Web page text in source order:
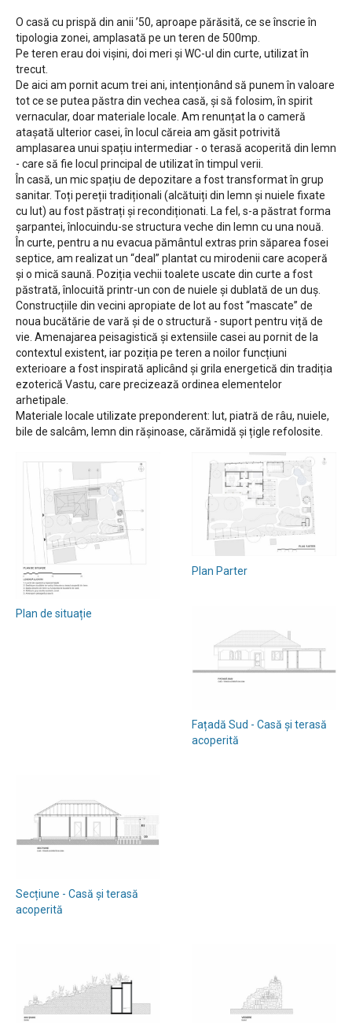
O casă cu prispă din anii ’50, aproape părăsită, ce se înscrie în
tipologia zonei, amplasată pe un teren de 500mp.
Pe teren erau doi vișini, doi meri și WC-ul din curte, utilizat în
trecut.
De aici am pornit acum trei ani, intenționând să punem în valoare
tot ce se putea păstra din vechea casă, și să folosim, în spirit
vernacular, doar materiale locale. Am renunțat la o cameră
atașată ulterior casei, în locul căreia am găsit potrivită
amplasarea unui spațiu intermediar - o terasă acoperită din lemn
- care să fie locul principal de utilizat în timpul verii.
În casă, un mic spațiu de depozitare a fost transformat în grup
sanitar. Toți pereții tradiționali (alcătuiți din lemn și nuiele fixate
cu lut) au fost păstrați și recondiționati. La fel, s-a păstrat forma
șarpantei, înlocuindu-se structura veche din lemn cu una nouă.
În curte, pentru a nu evacua pământul extras prin săparea fosei
septice, am realizat un “deal” plantat cu mirodenii care acoperă
și o mică saună. Poziția vechii toalete uscate din curte a fost
păstrată, înlocuită printr-un con de nuiele și dublată de un duș.
Construcțiile din vecini apropiate de lot au fost “mascate” de
noua bucătărie de vară și de o structură - suport pentru viță de
vie. Amenajarea peisagistică și extensiile casei au pornit de la
contextul existent, iar poziția pe teren a noilor funcțiuni
exterioare a fost inspirată aplicând și grila energetică din tradiția
ezoterică Vastu, care precizează ordinea elementelor
arhetipale.
Materiale locale utilizate preponderent: lut, piatră de râu, nuiele,
bile de salcâm, lemn din rășinoase, cărămidă și țigle refolosite.
Plan de situație
Plan Parter
Fațadă Sud - Casă și terasă
acoperită
Secțiune - Casă și terasă
acoperită